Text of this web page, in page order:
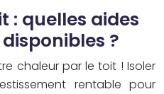
: quelles aides
?
chaleur par le toit ! Isoler
rentable pour